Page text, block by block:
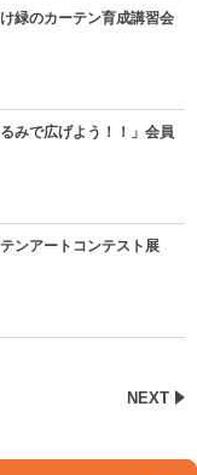
緑のカーテン育成講習会
みで広げよう！！」会員
ンアートコンテスト展
NEXT